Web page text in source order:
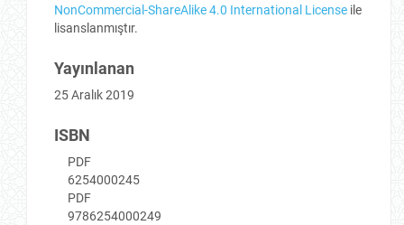
NonCommercial-ShareAlike 4.0 International License ile
lisanslanmıştır.
Yayınlanan
25 Aralık 2019
ISBN
PDF
6254000245
PDF
9786254000249